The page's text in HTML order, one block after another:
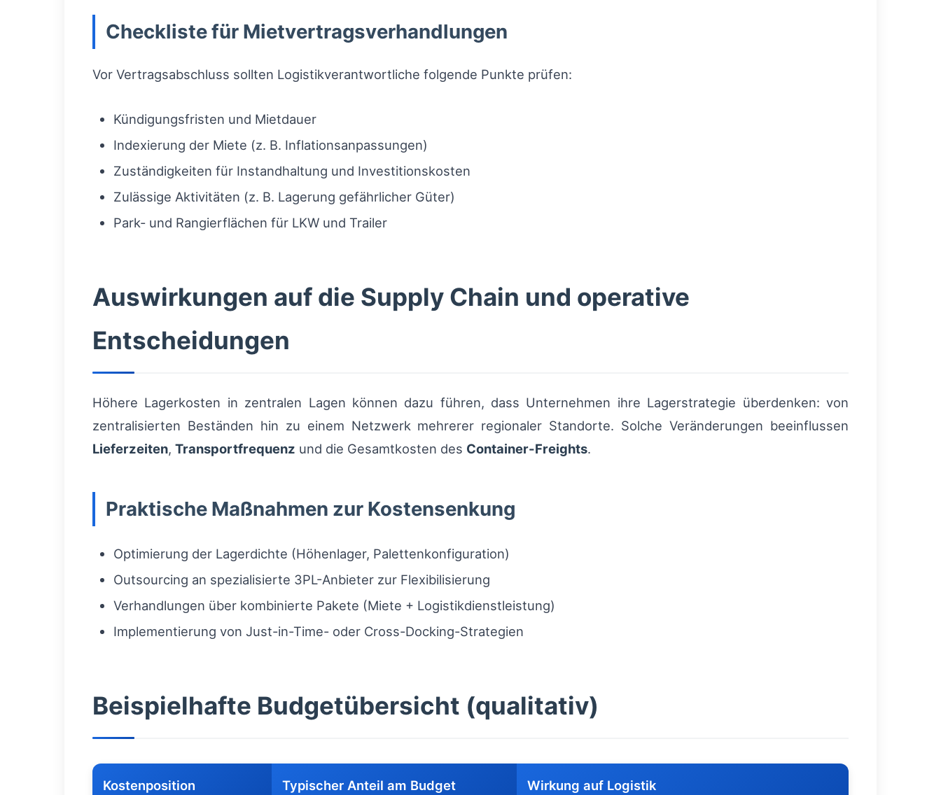
Checkliste für Mietvertragsverhandlungen
Vor Vertragsabschluss sollten Logistikverantwortliche folgende Punkte prüfen:
Kündigungsfristen und Mietdauer
Indexierung der Miete (z. B. Inflationsanpassungen)
Zuständigkeiten für Instandhaltung und Investitionskosten
Zulässige Aktivitäten (z. B. Lagerung gefährlicher Güter)
Park- und Rangierflächen für LKW und Trailer
Auswirkungen auf die Supply Chain und operative
Entscheidungen
Höhere Lagerkosten in zentralen Lagen können dazu führen, dass Unternehmen ihre Lagerstrategie überdenken: von
zentralisierten Beständen hin zu einem Netzwerk mehrerer regionaler Standorte. Solche Veränderungen beeinflussen
Lieferzeiten, Transportfrequenz und die Gesamtkosten des Container-Freights.
Praktische Maßnahmen zur Kostensenkung
Optimierung der Lagerdichte (Höhenlager, Palettenkonfiguration)
Outsourcing an spezialisierte 3PL-Anbieter zur Flexibilisierung
Verhandlungen über kombinierte Pakete (Miete + Logistikdienstleistung)
Implementierung von Just-in-Time- oder Cross-Docking-Strategien
Beispielhafte Budgetübersicht (qualitativ)
Kostenposition Typischer Anteil am Budget Wirkung auf Logistik